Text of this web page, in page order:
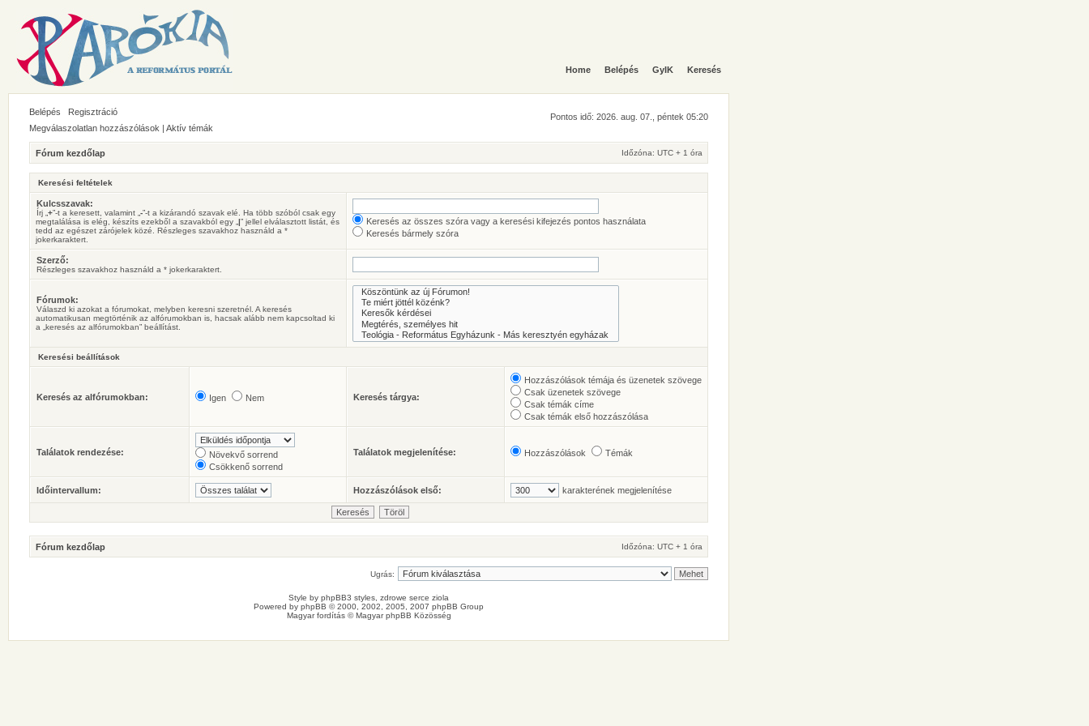
Home Belépés GyIK Keresés
Belépés Regisztráció
Pontos idő: 2026. aug. 07., péntek 05:20
Megválaszolatlan hozzászólások | Aktív témák
Fórum kezdőlap Időzóna: UTC + 1 óra
Keresési feltételek
Kulcsszavak:
Írj „ +”-t a keresett, valamint „ -”-t a kizárandó szavak elé. Ha több szóból csak egy
megtalálása is elég, készíts ezekből a szavakból egy „ |” jellel elválasztott listát, és
tedd az egészet zárójelek közé. Részleges szavakhoz használd a *
jokerkaraktert.
Keresés az összes szóra vagy a keresési kifejezés pontos használata
Keresés bármely szóra
Szerző:
Részleges szavakhoz használd a * jokerkaraktert.
Fórumok:
Válaszd ki azokat a fórumokat, melyben keresni szeretnél. A keresés
automatikusan megtörténik az alfórumokban is, hacsak alább nem kapcsoltad ki
a „keresés az alfórumokban” beállítást.
Keresési beállítások
Keresés az alfórumokban: Igen Nem Keresés tárgya:
Hozzászólások témája és üzenetek szövege
Csak üzenetek szövege
Csak témák címe
Csak témák első hozzászólása
Találatok rendezése:
Növekvő sorrend
Csökkenő sorrend
Találatok megjelenítése: Hozzászólások Témák
Időintervallum: Hozzászólások első: karakterének megjelenítése
Fórum kezdőlap Időzóna: UTC + 1 óra
Ugrás:
Style by phpBB3 styles , zdrowe serce ziola
Powered by phpBB © 2000, 2002, 2005, 2007 phpBB Group
Magyar fordítás ©Magyar phpBB Közösség